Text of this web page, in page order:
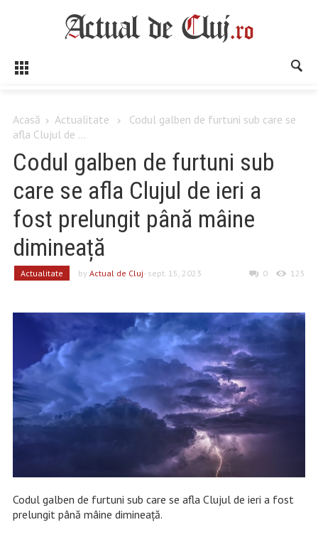
Acasă Actualitate
Codul galben de furtuni sub care se
afla Clujul de ...
Codul galben de furtuni sub
care se afla Clujul de ieri a
fost prelungit până mâine
dimineață
Actualitate by Actual de Cluj- sept. 15, 2023 0 125
Codul galben de furtuni sub care se afla Clujul de ieri a fost
prelungit până mâine dimineață.